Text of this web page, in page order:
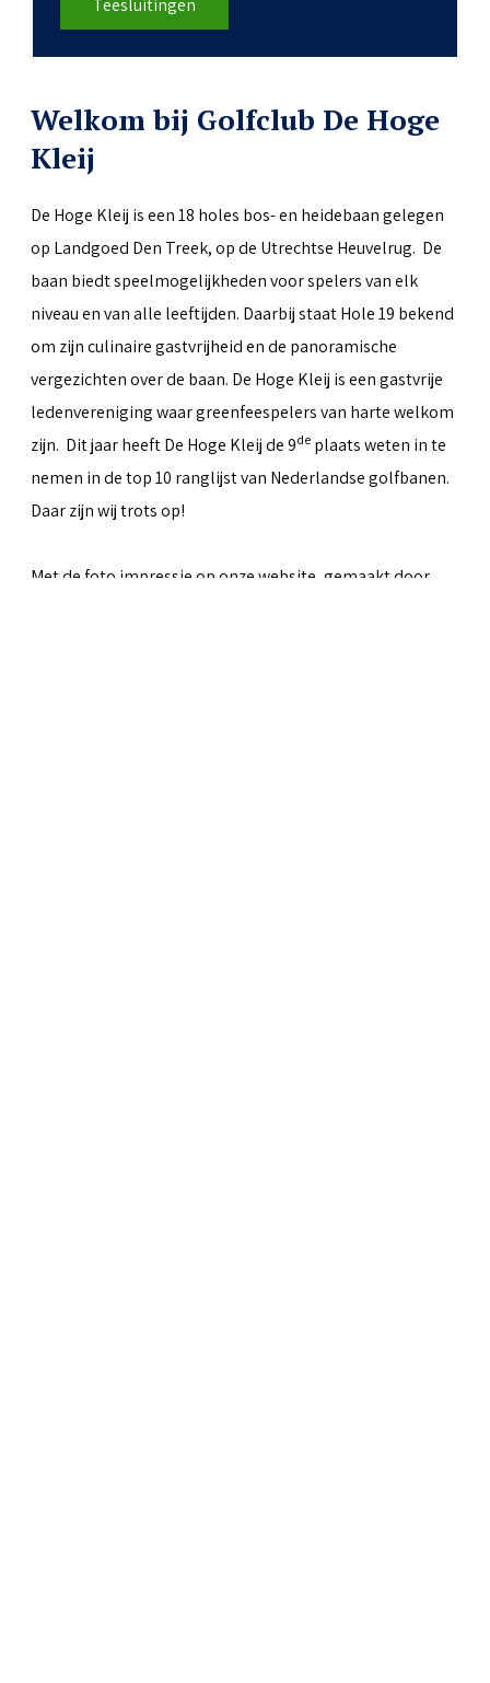
Welkom bij Golfclub De Hoge
Kleij
De Hoge Kleij is een 18 holes bos- en heidebaan gelegen
op Landgoed Den Treek, op de Utrechtse Heuvelrug. De
baan biedt speelmogelijkheden voor spelers van elk
niveau en van alle leeftijden. Daarbij staat Hole 19 bekend
om zijn culinaire gastvrijheid en de panoramische
vergezichten over de baan. De Hoge Kleij is een gastvrije
ledenvereniging waar greenfeespelers van harte welkom
zijn. Dit jaar heeft De Hoge Kleij de 9de plaats weten in te
nemen in de top 10 ranglijst van Nederlandse golfbanen.
Daar zijn wij trots op!
Met de foto impressie op onze website, gemaakt door